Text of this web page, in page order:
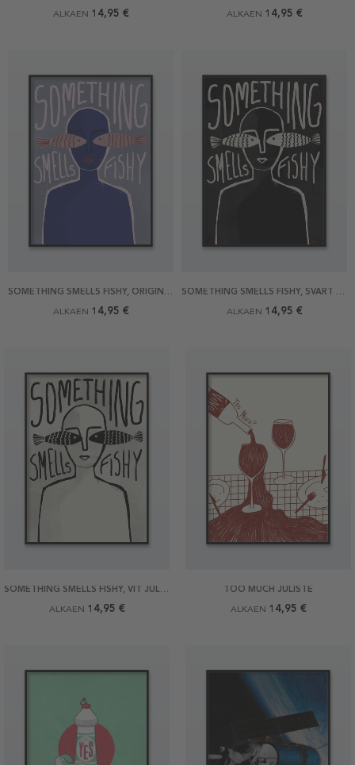
ALKAEN 14,95 €
ALKAEN 14,95 €
SOMETHING SMELLS FISHY, ORIGINAL JULISTE
ALKAEN 14,95 €
SOMETHING SMELLS FISHY, SVART JULISTE
ALKAEN 14,95 €
SOMETHING SMELLS FISHY, VIT JULISTE
ALKAEN 14,95 €
TOO MUCH JULISTE
ALKAEN 14,95 €